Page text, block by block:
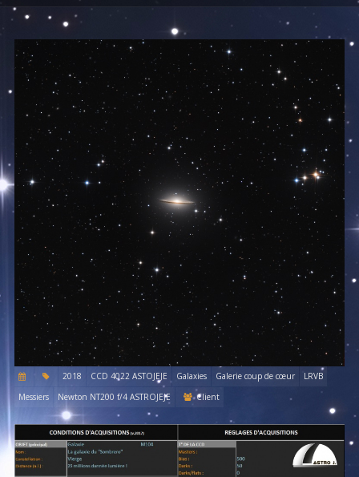
2018 CCD 4022 ASTOJEJE Galaxies Galerie coup de cœur
LRVB
Messiers
Newton NT200 f/4 ASTROJEJE Client